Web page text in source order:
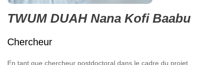
TWUM DUAH Nana Kofi Baabu
Chercheur
En tant que chercheur postdoctoral dans le cadre du projet